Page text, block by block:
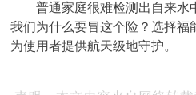
普通家庭很难检测出自来水
我们为什么要冒这个险？选择福
为使用者提供航天级地守护。